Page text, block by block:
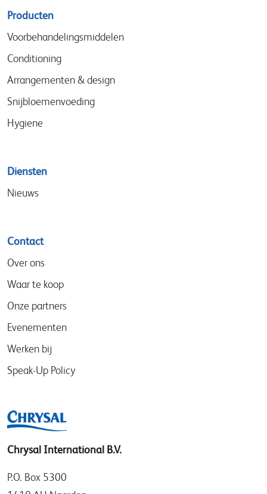
Sitemap
menu
Producten
Voorbehandelingsmiddelen
Conditioning
Arrangementen & design
Snijbloemenvoeding
Hygiene
Diensten
Nieuws
Contact
Over ons
Waar te koop
Onze partners
Evenementen
Werken bij
Speak-Up Policy
Chrysal International B.V.
P.O. Box 5300